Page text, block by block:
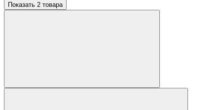
Показать 2 товара